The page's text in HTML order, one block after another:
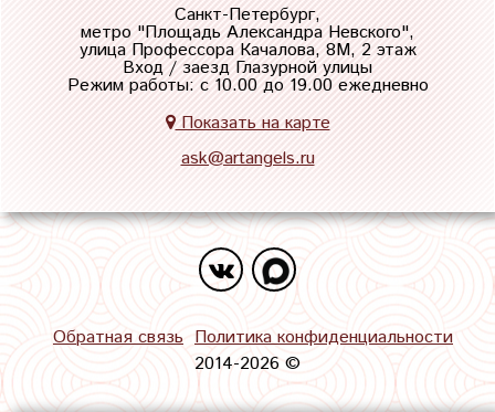
Санкт-Петербург,
метро "Площадь Александра Невского",
улица Профессора Качалова, 8М, 2 этаж
Вход / заезд Глазурной улицы
Режим работы: с 10.00 до 19.00 ежедневно
Показать на карте
ask@artangels.ru
Обратная связь Политика конфиденциальности
2014-2026 ©